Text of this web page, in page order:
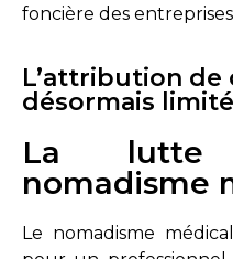
foncière des
L’attribution de
désormais
La
nomadisme
Le nomadisme